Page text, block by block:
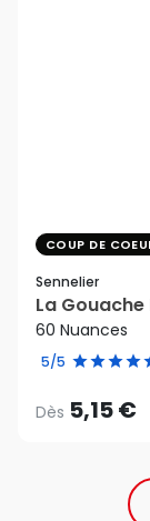
COUP DE
Sennelier
La
60 Nuances
5/5
Dès 5,15 €